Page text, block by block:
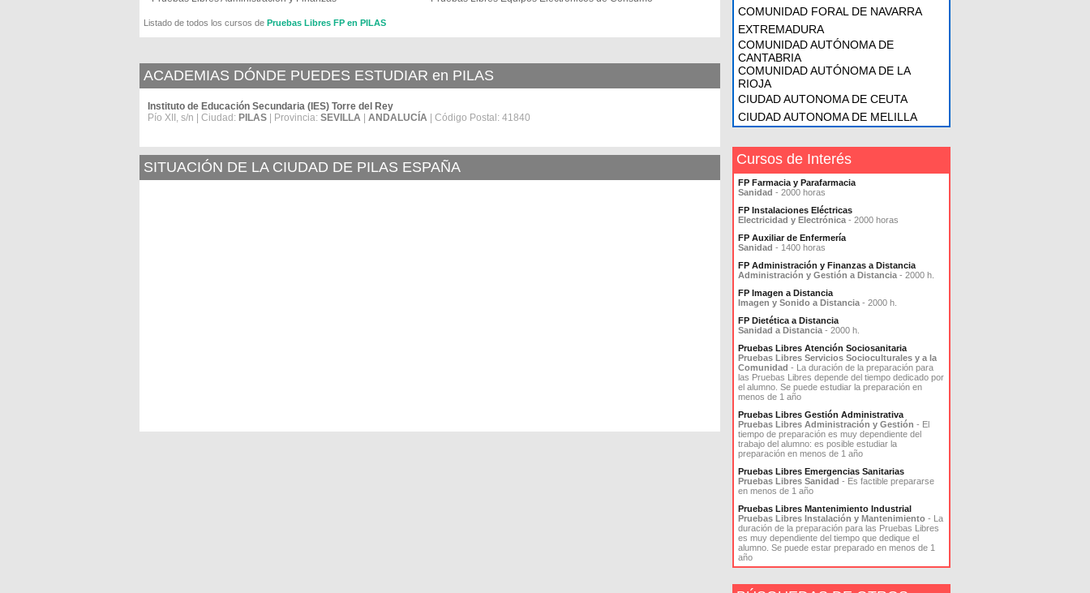
Listado de todos los cursos de Pruebas Libres FP en PILAS
ACADEMIAS DÓNDE PUEDES ESTUDIAR en PILAS
Instituto de Educación Secundaria (IES) Torre del Rey
Pío XII, s/n | Ciudad: PILAS | Provincia: SEVILLA ANDALUCÍA | Código Postal: 41840
SITUACIÓN DE LA CIUDAD DE PILAS ESPAÑA
COMUNIDAD FORAL DE NAVARRA
EXTREMADURA
COMUNIDAD AUTÓNOMA DE
CANTABRIA
COMUNIDAD AUTÓNOMA DE LA
RIOJA
CIUDAD AUTONOMA DE CEUTA
CIUDAD AUTONOMA DE MELILLA
Cursos de Interés
FP Farmacia y Parafarmacia
Sanidad - 2000 horas
FP Instalaciones Eléctricas
Electricidad y Electrónica - 2000 horas
FP Auxiliar de Enfermería
Sanidad - 1400 horas
FP Administración y Finanzas a Distancia
Administración y Gestión a Distancia - 2000 h.
FP Imagen a Distancia
Imagen y Sonido a Distancia - 2000 h.
FP Dietética a Distancia
Sanidad a Distancia - 2000 h.
Pruebas Libres Atención Sociosanitaria
Pruebas Libres Servicios Socioculturales y a la
Comunidad - La duración de la preparación para
las Pruebas Libres depende del tiempo dedicado por
el alumno. Se puede estudiar la preparación en
menos de 1 año
Pruebas Libres Gestión Administrativa
Pruebas Libres Administración y Gestión - El
tiempo de preparación es muy dependiente del
trabajo del alumno: es posible estudiar la
preparación en menos de 1 año
Pruebas Libres Emergencias Sanitarias
Pruebas Libres Sanidad - Es factible prepararse
en menos de 1 año
Pruebas Libres Mantenimiento Industrial
Pruebas Libres Instalación y Mantenimiento - La
duración de la preparación para las Pruebas Libres
es muy dependiente del tiempo que dedique el
alumno. Se puede estar preparado en menos de 1
año